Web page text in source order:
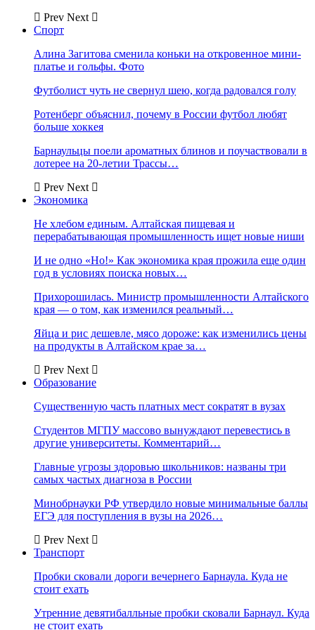
Prev Next
Спорт
Алина Загитова сменила коньки на откровенное мини-
платье и гольфы. Фото
Футболист чуть не свернул шею, когда радовался голу
Ротенберг объяснил, почему в России футбол любят
больше хоккея
Барнаульцы поели ароматных блинов и поучаствовали в
лотерее на 20-летии Трассы…
Prev Next
Экономика
Не хлебом единым. Алтайская пищевая и
перерабатывающая промышленность ищет новые ниши
И не одно «Но!» Как экономика края прожила еще один
год в условиях поиска новых…
Прихорошилась. Министр промышленности Алтайского
края — о том, как изменился реальный…
Яйца и рис дешевле, мясо дороже: как изменились цены
на продукты в Алтайском крае за…
Prev Next
Образование
Существенную часть платных мест сократят в вузах
Студентов МГПУ массово вынуждают перевестись в
другие университеты. Комментарий…
Главные угрозы здоровью школьников: названы три
самых частых диагноза в России
Минобрнауки РФ утвердило новые минимальные баллы
ЕГЭ для поступления в вузы на 2026…
Prev Next
Транспорт
Пробки сковали дороги вечернего Барнаула. Куда не
стоит ехать
Утренние девятибалльные пробки сковали Барнаул. Куда
не стоит ехать